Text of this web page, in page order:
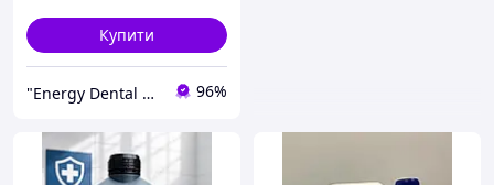
Купити
"Energy Dental Group" маркетплейс стоматологічних матеріалів, інструментів та обладнання 96%